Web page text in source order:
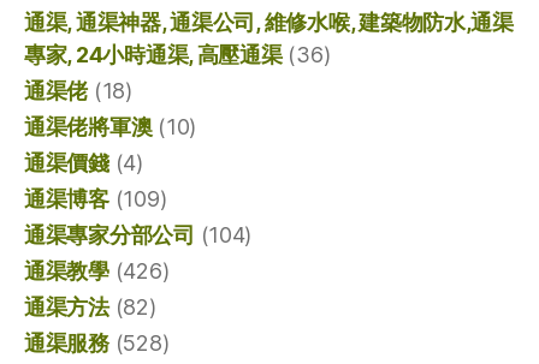
通渠, 通渠神器, 通渠公司, 維修水喉, 建築物防水,通渠
專家, 24小時通渠, 高壓通渠(36)
通渠佬(18)
通渠佬將軍澳(10)
通渠價錢(4)
通渠博客(109)
通渠專家分部公司 (104)
通渠教學(426)
通渠方法(82)
通渠服務(528)